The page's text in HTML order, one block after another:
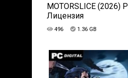
MOTORSLICE (2026)
Лицензия
496 1.36 GB